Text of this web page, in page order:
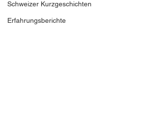
Schweizer Kurzgeschichten
Erfahrungsberichte